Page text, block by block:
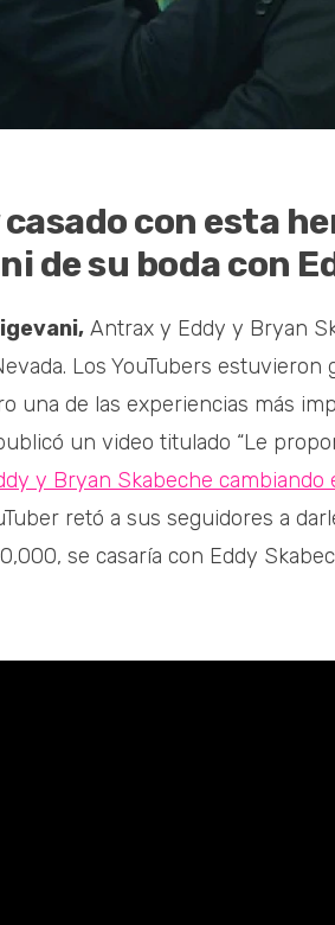
con esta
de su boda con
Antrax y Eddy y Bryan
Los YouTubers
una de las experiencias más
un video titulado “Le
y Bryan Skabeche cambiando
retó a sus seguidores a
se casaría con Eddy